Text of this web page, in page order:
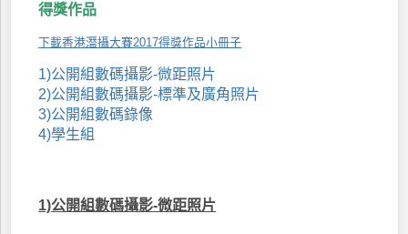
得獎作品
下載香港潛攝大賽2017得獎作品小冊子
1)公開組數碼攝影-微距照片
2)公開組數碼攝影-標準及廣角照片
3)公開組數碼錄像
4)學生組
1)公開組數碼攝影-微距照片